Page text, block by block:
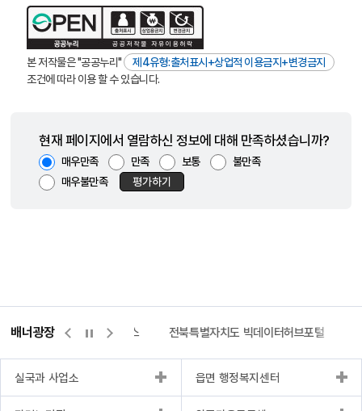
본 저작물은 "공공누리"
제4유형:출처표시+상업적 이용금지+변경금지
조건에 따라 이용 할 수 있습니다.
현재 페이지에서 열람하신 정보에 대해 만족하셨습니까?
매우만족 만족 보통
불만족
매우불만족
평가하기
배너광장
량바로처리센터 위택스 전북특별자치도 빅데이터허브포털
실국과 사업소 읍면 행정복지센터